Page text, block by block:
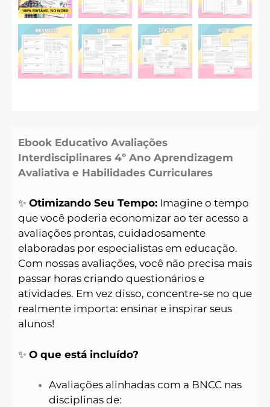
Ebook Educativo Avaliações
Interdisciplinares 4º Ano Aprendizagem
Avaliativa e Habilidades Curriculares
✨ Otimizando Seu Tempo: Imagine o tempo
que você poderia economizar ao ter acesso a
avaliações prontas, cuidadosamente
elaboradas por especialistas em educação.
Com nossas avaliações, você não precisa mais
passar horas criando questionários e
atividades. Em vez disso, concentre-se no que
realmente importa: ensinar e inspirar seus
alunos!
✨ O que está incluído?
Avaliações alinhadas com a BNCC nas
disciplinas de: